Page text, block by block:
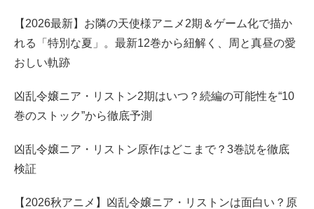
【2026最新】お隣の天使様アニメ2期＆ゲーム化で描か
れる「特別な夏」。最新12巻から紐解く、周と真昼の愛
おしい軌跡
凶乱令嬢ニア・リストン2期はいつ？続編の可能性を“10
巻のストック”から徹底予測
凶乱令嬢ニア・リストン原作はどこまで？3巻説を徹底
検証
【2026秋アニメ】凶乱令嬢ニア・リストンは面白い？原